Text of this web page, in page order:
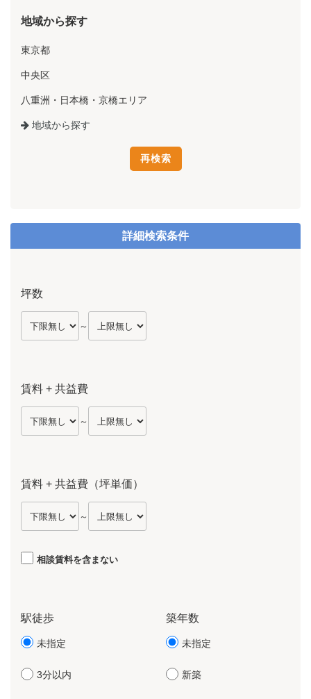
地域から探す
東京都
中央区
八重洲・日本橋・京橋エリア
地域から探す
詳細検索条件
坪数
～
賃料 + 共益費
～
賃料 + 共益費（坪単価）
～
相談賃料を含まない
駅徒歩
未指定
3分以内
築年数
未指定
新築